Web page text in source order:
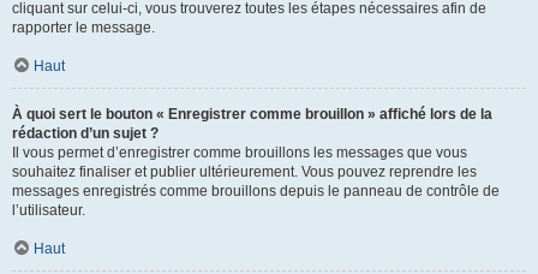
cliquant sur celui-ci, vous trouverez toutes les étapes nécessaires afin de
rapporter le message.
Haut
À quoi sert le bouton « Enregistrer comme brouillon » affiché lors de la
rédaction d’un sujet ?
Il vous permet d’enregistrer comme brouillons les messages que vous
souhaitez finaliser et publier ultérieurement. Vous pouvez reprendre les
messages enregistrés comme brouillons depuis le panneau de contrôle de
l’utilisateur.
Haut